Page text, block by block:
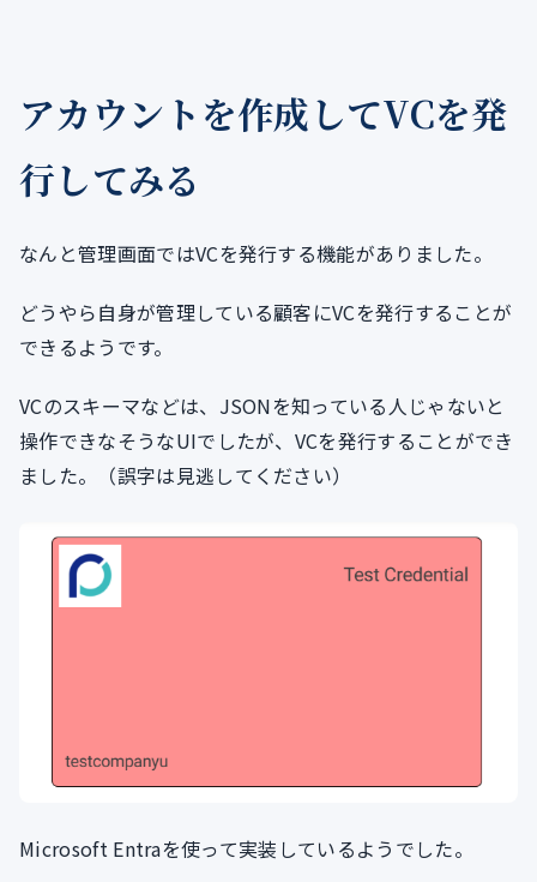
アカウントを作成してVCを発
行してみる
なんと管理画面ではVCを発行する機能がありました。
どうやら自身が管理している顧客にVCを発行することが
できるようです。
VCのスキーマなどは、JSONを知っている人じゃないと
操作できなそうなUIでしたが、VCを発行することができ
ました。（誤字は見逃してください）
Microsoft Entraを使って実装しているようでした。